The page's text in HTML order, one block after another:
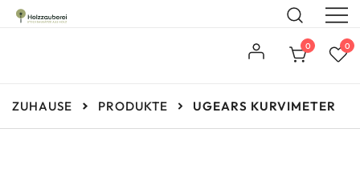
0 0
ZUHAUSE PRODUKTE UGEARS KURVIMETER